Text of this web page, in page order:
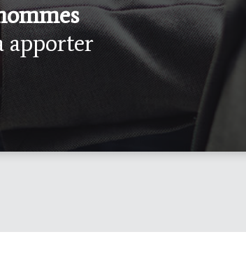
apporter